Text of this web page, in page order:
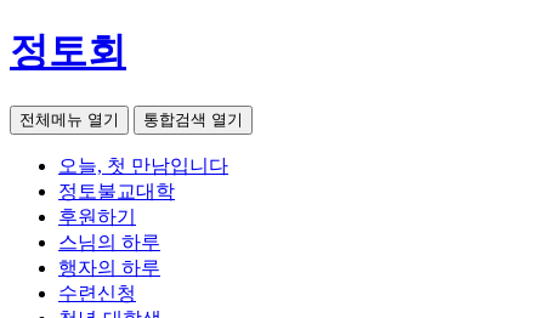
정토회
전체메뉴 열기 통합검색 열기
오늘, 첫 만남입니다
정토불교대학
후원하기
스님의 하루
행자의 하루
수련신청